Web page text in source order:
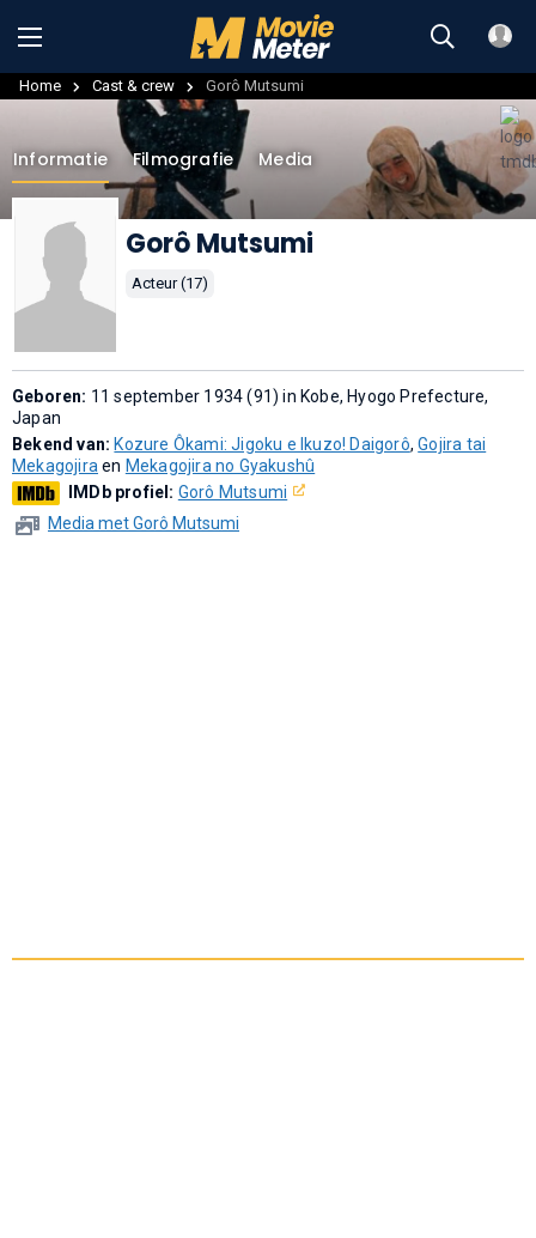
Home Cast & crew Gorô Mutsumi
Informatie Filmografie Media
Gorô Mutsumi
Acteur (17)
Geboren: 11 september 1934 (91) in Kobe, Hyogo Prefecture,
Japan
Bekend van: Kozure Ôkami: Jigoku e Ikuzo! Daigorô,Gojira tai
Mekagojiraen Mekagojira no Gyakushû
IMDb profiel: Gorô Mutsumi
Media met Gorô Mutsumi